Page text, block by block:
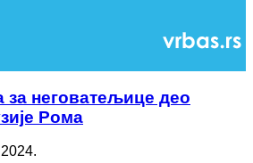
за неговатељице део
Рома